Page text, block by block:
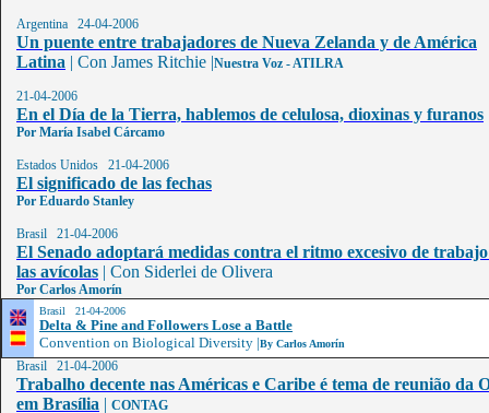
Argentina 24-04-2006
Un puente entre trabajadores de Nueva Zelanda y de América
Latina | Con James Ritchie |Nuestra Voz - ATILRA
21-04-2006
En el Día de la Tierra, hablemos de celulosa, dioxinas y furanos
Por María Isabel Cárcamo
Estados Unidos 21-04-2006
El significado de las fechas
Por Eduardo Stanley
Brasil 21-04-2006
El Senado adoptará medidas contra el ritmo excesivo de
las avícolas | Con Siderlei de Olivera
Por Carlos Amorín
Brasil 21-04-2006
Delta & Pine and Followers Lose a Battle
Convention on Biological Diversity |By Carlos Amorín
Brasil 21-04-2006
Trabalho decente nas Américas e Caribe é tema de reunião da
em Brasília | CONTAG